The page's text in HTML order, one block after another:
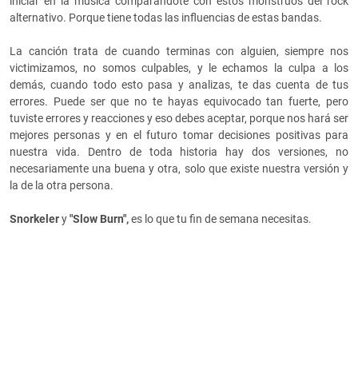
alternativo. Porque tiene todas las influencias de estas bandas.
La canción trata de cuando terminas con alguien, siempre nos
victimizamos, no somos culpables, y le echamos la culpa a los
demás, cuando todo esto pasa y analizas, te das cuenta de tus
errores. Puede ser que no te hayas equivocado tan fuerte, pero
tuviste errores y reacciones y eso debes aceptar, porque nos hará ser
mejores personas y en el futuro tomar decisiones positivas para
nuestra vida. Dentro de toda historia hay dos versiones, no
necesariamente una buena y otra, solo que existe nuestra versión y
la de la otra persona.
Snorkelery"Slow Burn",es lo que tu fin de semana necesitas.